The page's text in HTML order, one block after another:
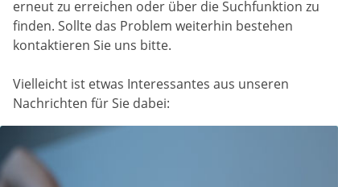
erneut zu erreichen oder über die Suchfunktion zu
finden. Sollte das Problem weiterhin bestehen
kontaktieren Sie uns bitte.
Vielleicht ist etwas Interessantes aus unseren
Nachrichten für Sie dabei: